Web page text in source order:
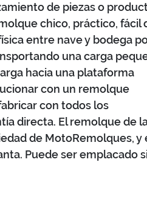
de piezas o
chico, práctico, fácil
entre nave y bodega
una carga
hacia una plataforma
con un remolque
con todos los
directa. El remolque de
de MotoRemolques, y
Puede ser emplacado